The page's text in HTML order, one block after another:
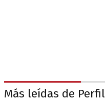
Más leídas de Perfil